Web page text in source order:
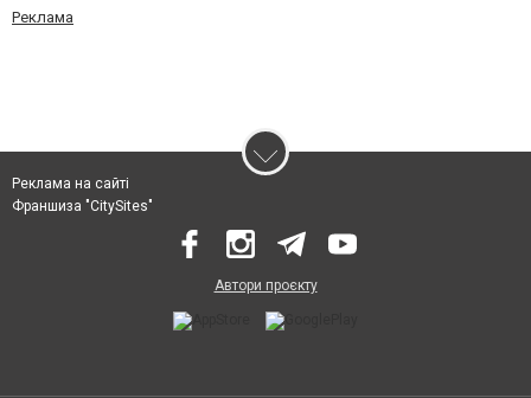
Реклама
Реклама на сайті
Франшиза "CitySites"
Автори проєкту